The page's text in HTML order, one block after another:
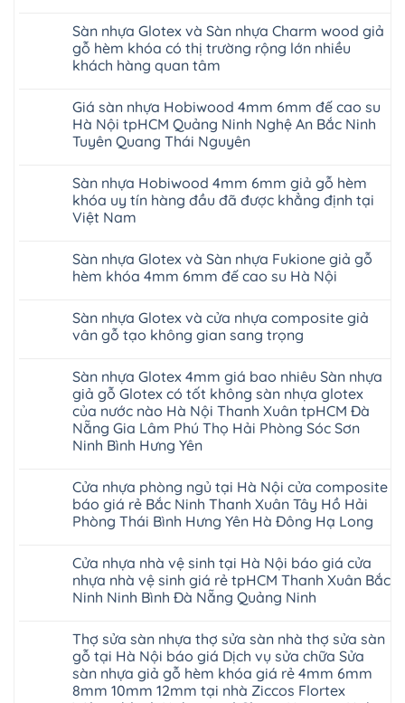
13
RUM
AI
35
AI
AI
37
AI
dày
12mm
to
tại
Hà
Nội
Thanh
Trì
Bắc
Ninh
Tây
Hồ
Hưng
Bình
Dương
Huế
Cần
Thơ
Đà
Nẵng
Hoài
Đức
Ninh
Giang
Hải
Kỳ
Đan
Phượng
Gia
Ninh
Thanh
Miện
Nghệ
An
Thanh
khóa
4mm
6mm
đế
cao
charm
wood
hobiwood
kosmos
mikado
4mm
6mm
báo
giá
sàn
nhựa
bao
tại
tphcm
Bình
Nẵng
Khánh
Hòa
Hải
Phòng
Lâm
Đồng
Nghệ
An
Quảng
Ninh
Bắc
Ninh
Tuyên
Quang
bình
luận
ở
Sàn
và
Sàn
nhựa
Hobiwood
giả
khóa
4mm
6mm
đế
có
hèm
khóa
chống
cong
vênh
Gia
Lâm
Thanh
Xuân
Hà
Nội
Hoài
Đức
Đan
Phượng
Hưng
Yên
Hải
Phòng
Sàn nhựa Glotex và Sàn nhựa Charm wood giả
gỗ hèm khóa có thị trường rộng lớn nhiều
khách hàng quan tâm
bình
luận
ở
Sàn
nhựa
và
Sàn
nhựa
Charm
wood
hèm
khóa
có
rộng
lớn
nhiều
quan
tâm
Giá sàn nhựa Hobiwood 4mm 6mm đế cao su
Hà Nội tpHCM Quảng Ninh Nghệ An Bắc Ninh
Tuyên Quang Thái Nguyên
bình
luận
ở
Giá
Hobiwood
4mm
6mm
su
Hà
Nội
Ninh
Nghệ
An
Bắc
Ninh
Tuyên
Quang
Thái
Sàn nhựa Hobiwood 4mm 6mm giả gỗ hèm
khóa uy tín hàng đầu đã được khẳng định tại
Việt Nam
bình
luận
ở
Hobiwood
4mm
6mm
hèm
khóa
uy
tín
hàng
đầu
đã
định
tại
Việt
Nam
Sàn nhựa Glotex và Sàn nhựa Fukione giả gỗ
hèm khóa 4mm 6mm đế cao su Hà Nội
bình
luận
ở
Glotex
và
Sàn
nhựa
Fukione
giả
gỗ
4mm
6mm
đế
cao
su
Sàn nhựa Glotex và cửa nhựa composite giả
vân gỗ tạo không gian sang trọng
bình
luận
ở
Sàn
nhựa
Glotex
và
composite
giả
vân
gỗ
tạo
sang
trọng
Sàn nhựa Glotex 4mm giá bao nhiêu Sàn nhựa
giả gỗ Glotex có tốt không sàn nhựa glotex
của nước nào Hà Nội Thanh Xuân tpHCM Đà
Nẵng Gia Lâm Phú Thọ Hải Phòng Sóc Sơn
Ninh Bình Hưng Yên
bình
luận
ở
Sàn
4mm
giá
bao
nhiêu
Sàn
Glotex
có
tốt
không
sàn
Cửa nhựa phòng ngủ tại Hà Nội cửa composite
báo giá rẻ Bắc Ninh Thanh Xuân Tây Hồ Hải
Phòng Thái Bình Hưng Yên Hà Đông Hạ Long
bình
luận
ở
Cửa
ngủ
tại
Hà
Nội
cửa
composite
Cửa nhựa nhà vệ sinh tại Hà Nội báo giá cửa
nhựa nhà vệ sinh giá rẻ tpHCM Thanh Xuân Bắc
Ninh Ninh Bình Đà Nẵng Quảng Ninh
bình
luận
ở
Cửa
nhựa
nhà
Thợ sửa sàn nhựa thợ sửa sàn nhà thợ sửa sàn
gỗ tại Hà Nội báo giá Dịch vụ sửa chữa Sửa
sàn nhựa giả gỗ hèm khóa giá rẻ 4mm 6mm
8mm 10mm 12mm tại nhà Ziccos Flortex